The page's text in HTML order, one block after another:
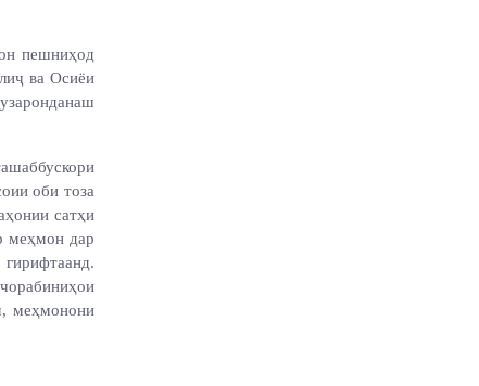
пешниҳод
ва Осиёи
оби тоза
сатҳи
меҳмон дар
меҳмонони